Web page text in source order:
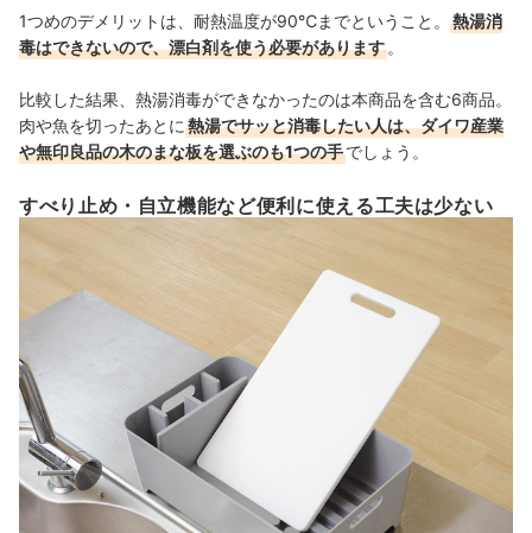
1つめのデメリットは、耐熱温度が90℃までということ。
熱湯消
毒はできないので、漂白剤を使う必要があります 。
比較した結果、熱湯消毒ができなかったのは本商品を含む6商品。
肉や魚を切ったあとに 熱湯でサッと消毒したい人は、ダイワ産業
や無印良品の木のまな板を選ぶのも1つの手でしょう。
すべり止め・自立機能など便利に使える工夫は少ない